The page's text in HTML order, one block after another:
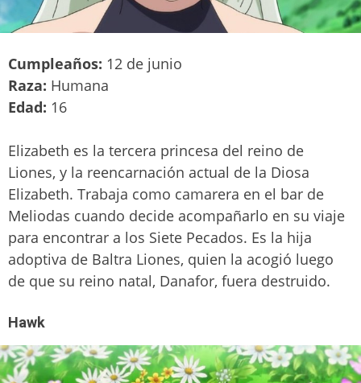
Cumpleaños: 12 de junio
Raza: Humana
Edad: 16
Elizabeth es la tercera princesa del reino de
Liones, y la reencarnación actual de la Diosa
Elizabeth. Trabaja como camarera en el bar de
Meliodas cuando decide acompañarlo en su viaje
para encontrar a los Siete Pecados. Es la hija
adoptiva de Baltra Liones, quien la acogió luego
de que su reino natal, Danafor, fuera destruido.
Hawk